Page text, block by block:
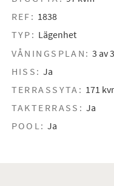
REF: 1838
TYP: Lägenhet
VÅNINGSPLAN: 3 av 3
HISS: Ja
TERRASSYTA: 171
TAKTERRASS: Ja
POOL: Ja